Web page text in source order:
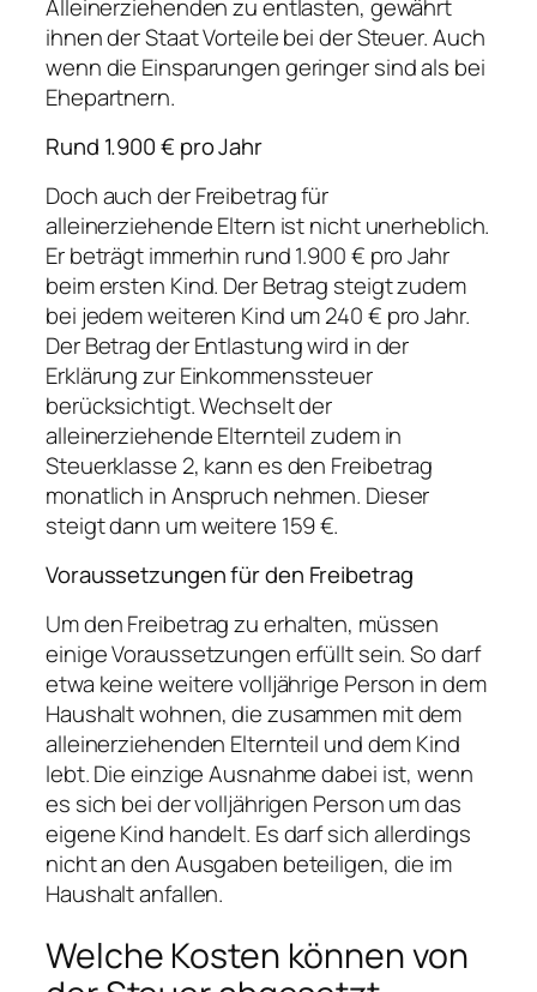
Alleinerziehenden zu entlasten, gewährt
ihnen der Staat Vorteile bei der Steuer. Auch
wenn die Einsparungen geringer sind als bei
Ehepartnern.
Rund 1.900 € pro Jahr
Doch auch der Freibetrag für
alleinerziehende Eltern ist nicht unerheblich.
Er beträgt immerhin rund 1.900 € pro Jahr
beim ersten Kind. Der Betrag steigt zudem
bei jedem weiteren Kind um 240 € pro Jahr.
Der Betrag der Entlastung wird in der
Erklärung zur Einkommenssteuer
berücksichtigt. Wechselt der
alleinerziehende Elternteil zudem in
Steuerklasse 2, kann es den Freibetrag
monatlich in Anspruch nehmen. Dieser
steigt dann um weitere 159 €.
Voraussetzungen für den Freibetrag
Um den Freibetrag zu erhalten, müssen
einige Voraussetzungen erfüllt sein. So darf
etwa keine weitere volljährige Person in dem
Haushalt wohnen, die zusammen mit dem
alleinerziehenden Elternteil und dem Kind
lebt. Die einzige Ausnahme dabei ist, wenn
es sich bei der volljährigen Person um das
eigene Kind handelt. Es darf sich allerdings
nicht an den Ausgaben beteiligen, die im
Haushalt anfallen.
Welche Kosten können von